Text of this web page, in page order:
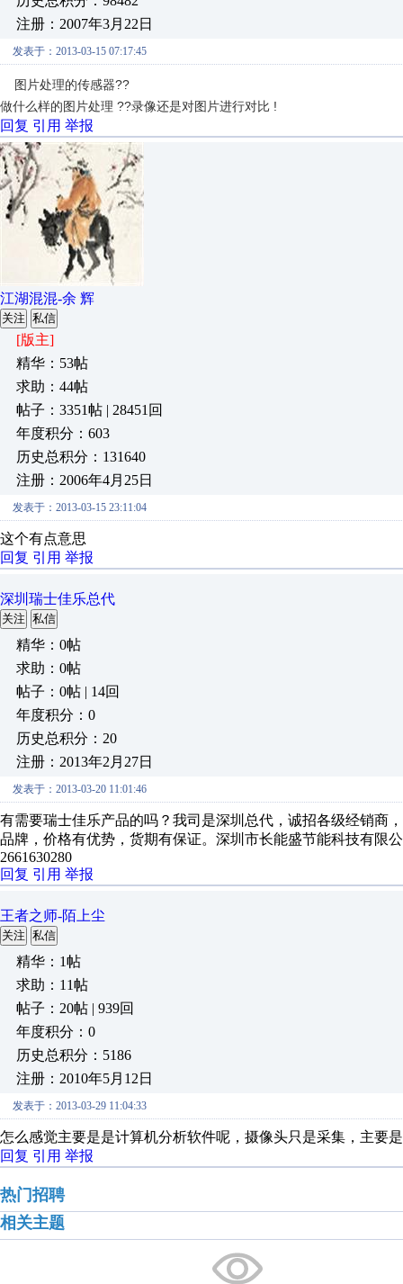
注册：2007年3月22日
发表于：2013-03-15 07:17:45
图片处理的传感器??
做什么样的图片处理 ??录像还是对图片进行对比 !
回复 引用 举报
江湖混混-余 辉
关注 私信
[版主]
精华：53帖
求助：44帖
帖子：3351帖 | 28451回
年度积分：603
历史总积分：131640
注册：2006年4月25日
发表于：2013-03-15 23:11:04
这个有点意思
回复 引用 举报
深圳瑞士佳乐总代
关注 私信
精华：0帖
求助：0帖
帖子：0帖 | 14回
年度积分：0
历史总积分：20
注册：2013年2月27日
发表于：2013-03-20 11:01:46
有需要瑞士佳乐产品的吗？我司是深圳总代，诚招各级经销商
品牌，价格有优势，货期有保证。深圳市长能盛节能科技有限
2661630280
回复 引用 举报
王者之师-陌上尘
关注 私信
精华：1帖
求助：11帖
帖子：20帖 | 939回
年度积分：0
历史总积分：5186
注册：2010年5月12日
发表于：2013-03-29 11:04:33
怎么感觉主要是是计算机分析软件呢，摄像头只是采集，主要
回复 引用 举报
热门招聘
相关主题